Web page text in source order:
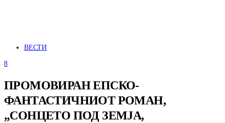
ВЕСТИ
8
ПРОМОВИРАН ЕПСКО-
ФАНТАСТИЧНИОТ РОМАН,
„СОНЦЕТО ПОД ЗЕМЈА,